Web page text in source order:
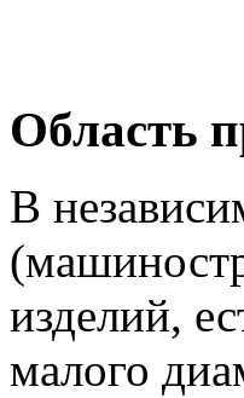
Область
В
изделий,
малого